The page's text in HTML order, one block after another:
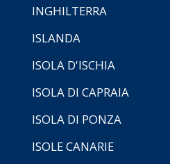
INGHILTERRA
ISLANDA
ISOLA D'ISCHIA
ISOLA DI CAPRAIA
ISOLA DI PONZA
ISOLE CANARIE